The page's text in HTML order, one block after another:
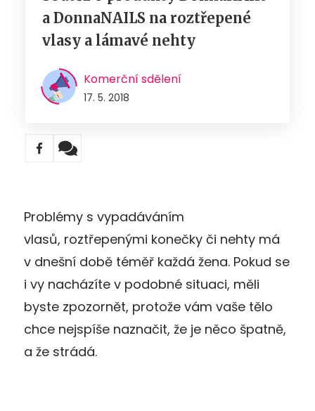
a DonnaNAILS na roztřepené
vlasy a lámavé nehty
Komerční sdělení
17. 5. 2018
Problémy s vypadáváním
vlasů, roztřepenými konečky či nehty má
v dnešní době téměř každá žena. Pokud se
i vy nacházíte v podobné situaci, měli
byste zpozornět, protože vám vaše tělo
chce nejspíše naznačit, že je něco špatně,
a že strádá.